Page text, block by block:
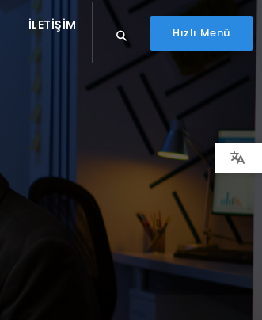
İLETIŞIM
Hızlı Menü